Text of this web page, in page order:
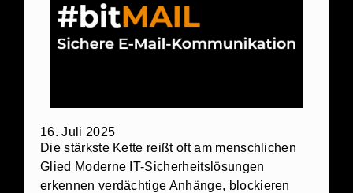
16. Juli 2025
Die stärkste Kette reißt oft am menschlichen
Glied Moderne IT-Sicherheitslösungen
erkennen verdächtige Anhänge, blockieren